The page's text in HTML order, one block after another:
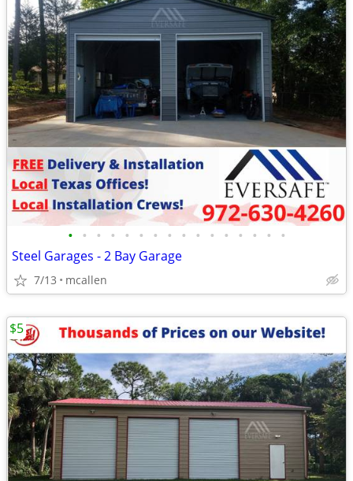
• • • • • • • • • • • • • • • •
Steel Garages - 2 Bay Garage
7/13 mcallen
$5